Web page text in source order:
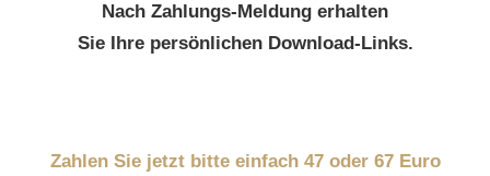
Nach Zahlungs-Meldung erhalten
Sie Ihre persönlichen Download-Links.
Zahlen Sie jetzt bitte einfach 47 oder 67 Euro